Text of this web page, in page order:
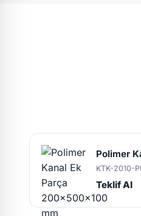
Polimer
KTK-2010-
Teklif Al